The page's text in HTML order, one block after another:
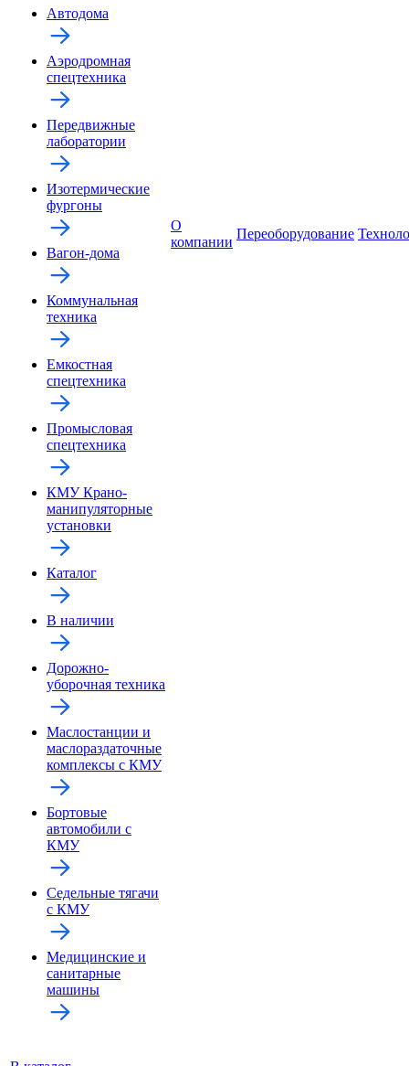
Автодома
Аэродромная
спецтехника
Передвижные
лаборатории
Изотермические
фургоны
Вагон-дома
Коммунальная
техника
Емкостная
спецтехника
Промысловая
спецтехника
КМУ Крано-
манипуляторные
установки
Каталог
В наличии
Дорожно-
уборочная техника
Маслостанции и
маслораздаточные
комплексы с КМУ
Бортовые
автомобили с
КМУ
Седельные тягачи
с КМУ
Медицинские и
санитарные
машины
О
компании
Переоборудование